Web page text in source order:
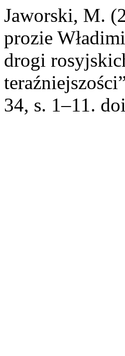
Jaworski, M.
prozie
drogi
34, s. 1–11.